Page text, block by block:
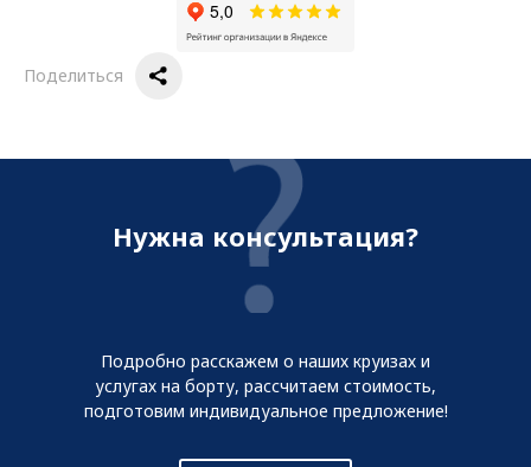
Поделиться
Нужна консультация?
Подробно расскажем о наших круизах и
услугах на борту, рассчитаем стоимость,
подготовим индивидуальное предложение!